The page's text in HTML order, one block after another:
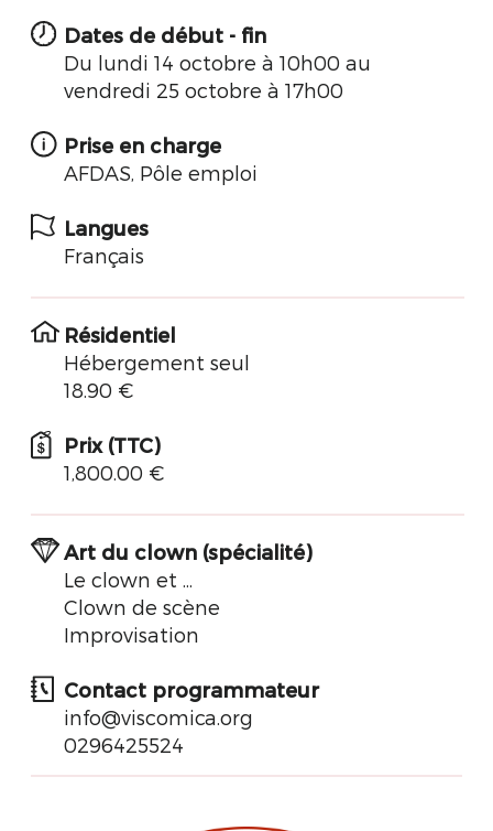
Dates de début - fin
Du lundi 14 octobre à 10h00 au
vendredi 25 octobre à 17h00
Prise en charge
AFDAS, Pôle emploi
Langues
Français
Résidentiel
Hébergement seul
18.90 €
Prix (TTC)
1,800.00 €
Art du clown (spécialité)
Le clown et ...
Clown de scène
Improvisation
Contact programmateur
info@viscomica.org
0296425524